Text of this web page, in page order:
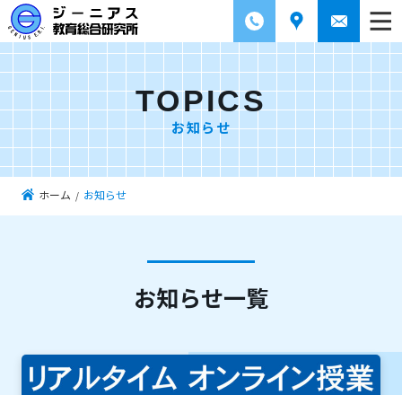
TOPICS
お知らせ
ホーム お知らせ
お知らせ一覧